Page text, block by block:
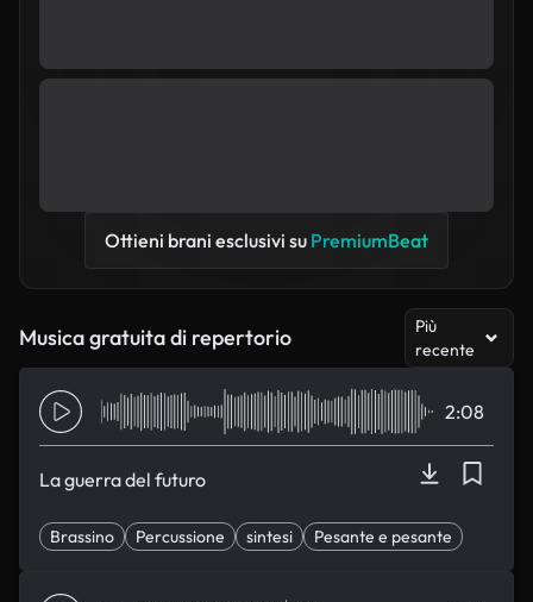
Ottieni brani esclusivi su PremiumBeat
Musica gratuita di repertorio
Più
recente
La guerra del futuro
2:08
Brassino Percussione sintesi
Pesante e pesante